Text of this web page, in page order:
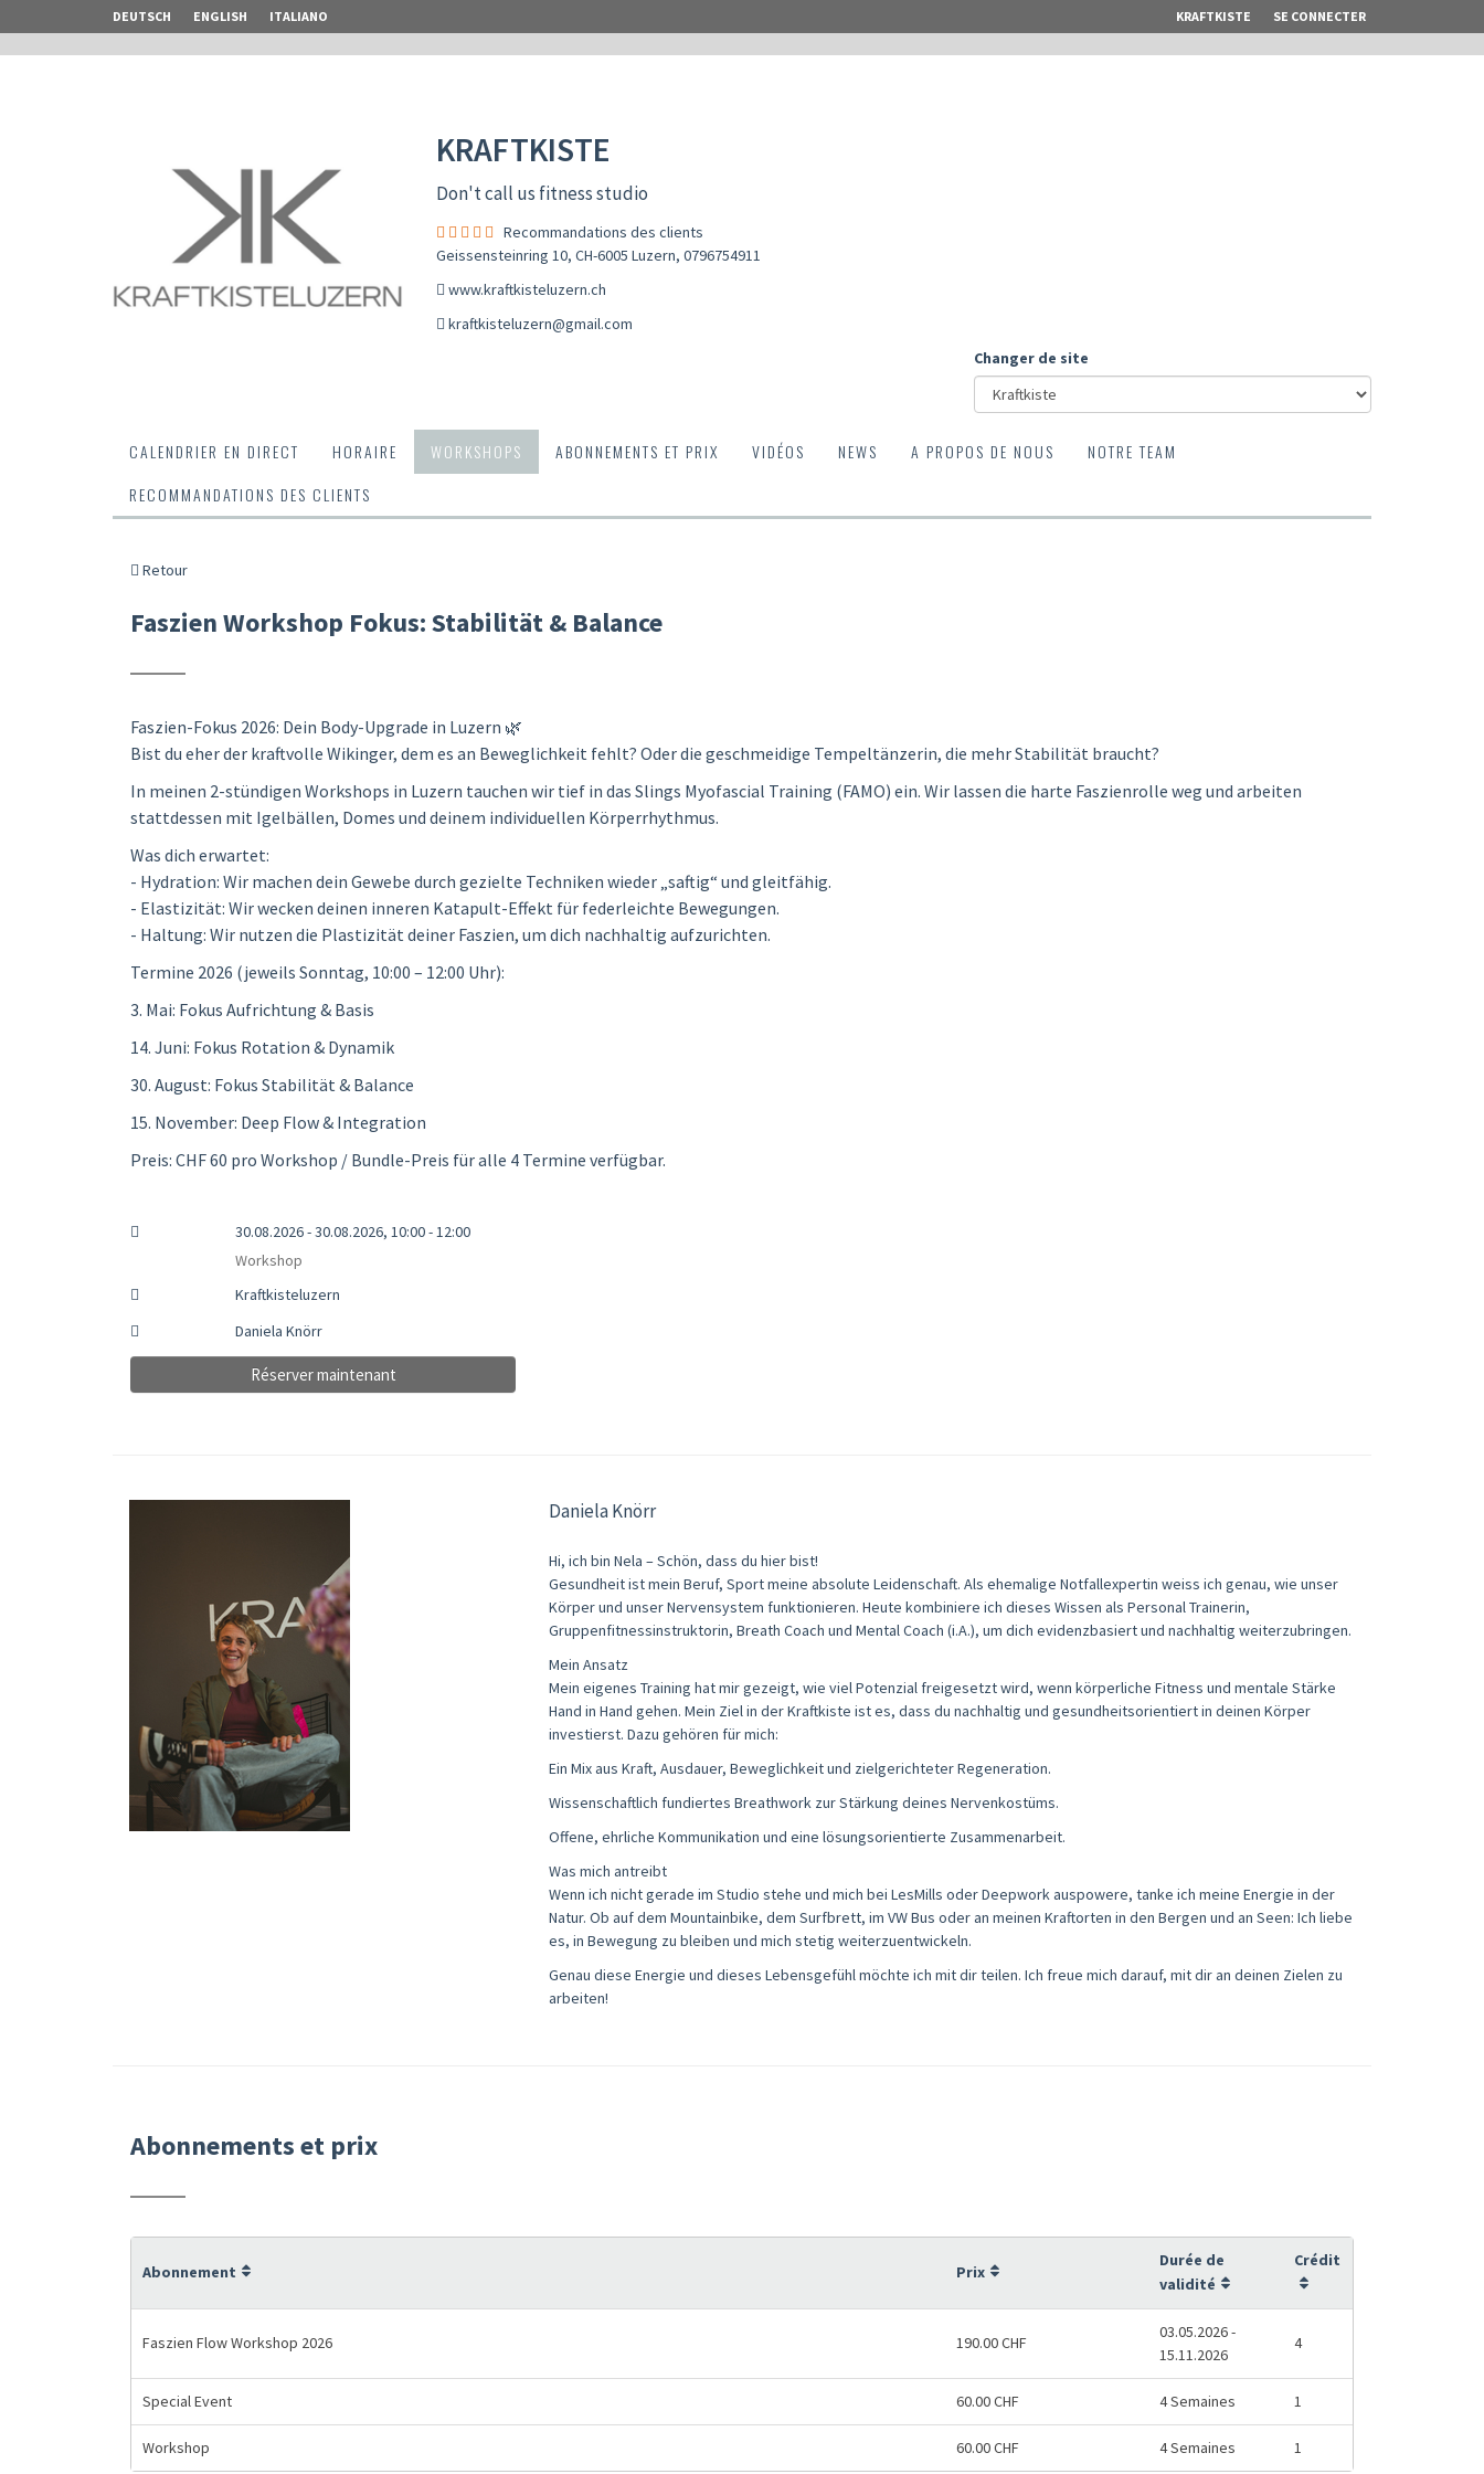
DEUTSCH ENGLISH ITALIANO KRAFTKISTE SE CONNECTER
KRAFTKISTE
Don't call us fitness studio
Recommandations des clients
Geissensteinring 10, CH-6005 Luzern, 0796754911
www.kraftkisteluzern.ch
kraftkisteluzern@gmail.com
Changer de site
CALENDRIER EN DIRECT HORAIRE WORKSHOPS ABONNEMENTS ET PRIX VIDÉOS NEWS A PROPOS DE NOUS
NOTRE TEAM
RECOMMANDATIONS DES CLIENTS
Retour
Faszien Workshop Fokus: Stabilität & Balance
Faszien-Fokus 2026: Dein Body-Upgrade in Luzern 🌿
Bist du eher der kraftvolle Wikinger, dem es an Beweglichkeit fehlt? Oder die geschmeidige Tempeltänzerin, die mehr Stabilität braucht?
In meinen 2-stündigen Workshops in Luzern tauchen wir tief in das Slings Myofascial Training (FAMO) ein. Wir lassen die harte Faszienrolle weg und arbeiten
stattdessen mit Igelbällen, Domes und deinem individuellen Körperrhythmus.
Was dich erwartet:
- Hydration: Wir machen dein Gewebe durch gezielte Techniken wieder „saftig“ und gleitfähig.
- Elastizität: Wir wecken deinen inneren Katapult-Effekt für federleichte Bewegungen.
- Haltung: Wir nutzen die Plastizität deiner Faszien, um dich nachhaltig aufzurichten.
Termine 2026 (jeweils Sonntag, 10:00 – 12:00 Uhr):
3. Mai: Fokus Aufrichtung & Basis
14. Juni: Fokus Rotation & Dynamik
30. August: Fokus Stabilität & Balance
15. November: Deep Flow & Integration
Preis: CHF 60 pro Workshop / Bundle-Preis für alle 4 Termine verfügbar.
30.08.2026 - 30.08.2026, 10:00 - 12:00
Workshop
Kraftkisteluzern
Daniela Knörr
Réserver maintenant
Daniela Knörr
Hi, ich bin Nela – Schön, dass du hier bist!
Gesundheit ist mein Beruf, Sport meine absolute Leidenschaft. Als ehemalige Notfallexpertin weiss ich genau, wie unser
Körper und unser Nervensystem funktionieren. Heute kombiniere ich dieses Wissen als Personal Trainerin,
Gruppenfitnessinstruktorin, Breath Coach und Mental Coach (i.A.), um dich evidenzbasiert und nachhaltig weiterzubringen.
Mein Ansatz
Mein eigenes Training hat mir gezeigt, wie viel Potenzial freigesetzt wird, wenn körperliche Fitness und mentale Stärke
Hand in Hand gehen. Mein Ziel in der Kraftkiste ist es, dass du nachhaltig und gesundheitsorientiert in deinen Körper
investierst. Dazu gehören für mich:
Ein Mix aus Kraft, Ausdauer, Beweglichkeit und zielgerichteter Regeneration.
Wissenschaftlich fundiertes Breathwork zur Stärkung deines Nervenkostüms.
Offene, ehrliche Kommunikation und eine lösungsorientierte Zusammenarbeit.
Was mich antreibt
Wenn ich nicht gerade im Studio stehe und mich bei LesMills oder Deepwork auspowere, tanke ich meine Energie in der
Natur. Ob auf dem Mountainbike, dem Surfbrett, im VW Bus oder an meinen Kraftorten in den Bergen und an Seen: Ich liebe
es, in Bewegung zu bleiben und mich stetig weiterzuentwickeln.
Genau diese Energie und dieses Lebensgefühl möchte ich mit dir teilen. Ich freue mich darauf, mit dir an deinen Zielen zu
arbeiten!
Abonnements et prix
Abonnement Prix
Durée de
validité
Crédit
Faszien Flow Workshop 2026 190.00 CHF
03.05.2026 -
15.11.2026
4
Special Event 60.00 CHF 4 Semaines 1
Workshop 60.00 CHF 4 Semaines 1